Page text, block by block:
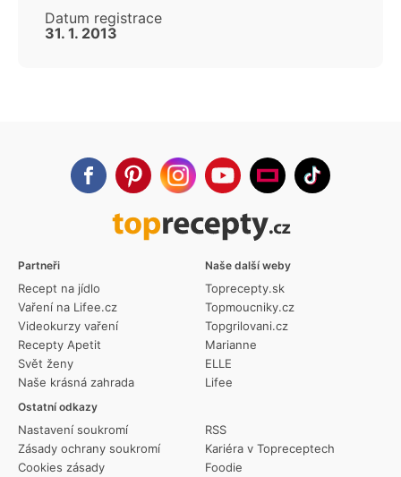
Datum registrace
31. 1. 2013
Partneři
Recept na jídlo
Vaření na Lifee.cz
Videokurzy vaření
Recepty Apetit
Svět ženy
Naše krásná zahrada
Ostatní odkazy
Nastavení soukromí
Zásady ochrany soukromí
Cookies zásady
RSS
Kariéra v Topreceptech
Foodie
Naše další weby
Toprecepty.sk
Topmoucniky.cz
Topgrilovani.cz
Marianne
ELLE
Lifee